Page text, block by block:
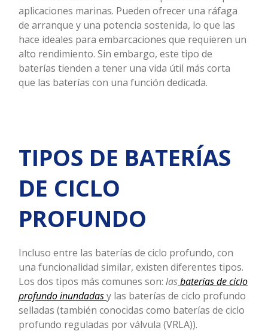
aplicaciones marinas. Pueden ofrecer una ráfaga
de arranque y una potencia sostenida, lo que las
hace ideales para embarcaciones que requieren un
alto rendimiento. Sin embargo, este tipo de
baterías tienden a tener una vida útil más corta
que las baterías con una función dedicada.
TIPOS DE BATERÍAS
DE CICLO
PROFUNDO
Incluso entre las baterías de ciclo profundo, con
una funcionalidad similar, existen diferentes tipos.
Los dos tipos más comunes son:lasbaterías de ciclo
profundo inundadasy las baterías de ciclo profundo
selladas (también conocidas como baterías de ciclo
profundo reguladas por válvula (VRLA)).